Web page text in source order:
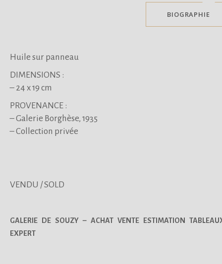
BIOGRAPHIE
Huile sur panneau
DIMENSIONS :
– 24 x 19 cm
PROVENANCE :
– Galerie Borghèse, 1935
– Collection privée
VENDU / SOLD
GALERIE DE SOUZY – ACHAT VENTE ESTIMATION
EXPERT